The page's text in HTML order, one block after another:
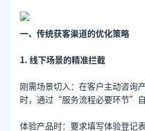
一、传统获客渠道的优化策略
1. 线下场景的精准拦截
刚需场景切入：在客户主动咨询
时，通过“服务流程必要环节”自
体验产品时：要求填写体验登记